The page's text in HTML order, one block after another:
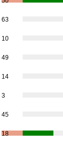
63
10
49
14
3
45
18